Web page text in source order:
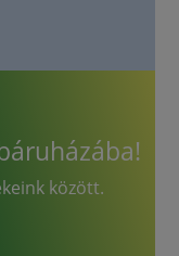
között.